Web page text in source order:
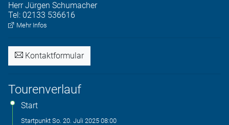
Herr Jürgen Schumacher
Tel: 02133 536616
Mehr Infos
Kontaktformular
Tourenverlauf
Start
Startpunkt So. 20. Juli 2025 08:00